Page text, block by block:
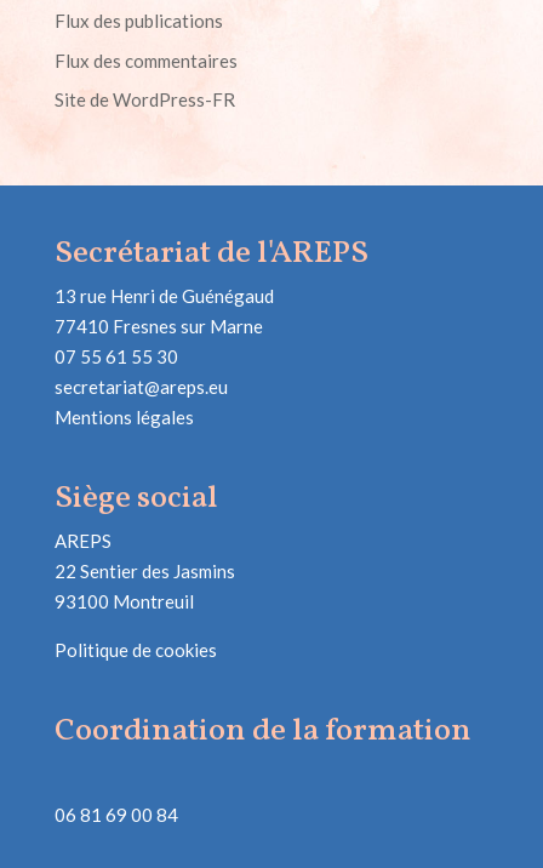
Flux des publications
Flux des commentaires
Site de WordPress-FR
Secrétariat de l'AREPS
13 rue Henri de Guénégaud
77410 Fresnes sur Marne
07 55 61 55 30
secretariat@areps.eu
Mentions légales
Siège social
AREPS
22 Sentier des Jasmins
93100 Montreuil
Politique de cookies
Coordination de la formation
06 81 69 00 84